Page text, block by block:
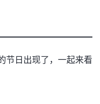
节日出现了，一起来看